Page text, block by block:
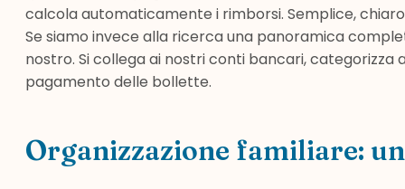
calcola automaticamente i rimborsi. Semplice,
Se siamo invece alla ricerca una panoramica
nostro. Si collega ai nostri conti bancari,
pagamento delle bollette.
Organizzazione familiare: